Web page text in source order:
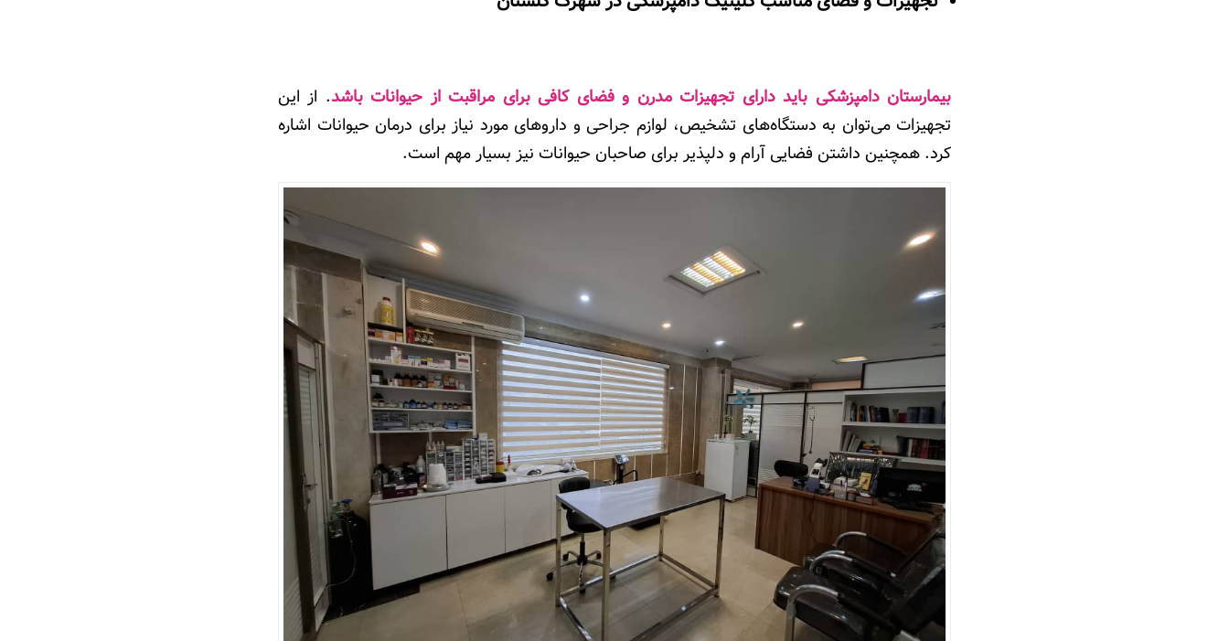
بیمارستان دامپزشکی باید دارای تجهیزات مدرن و فضای کافی برای مراقبت از حیوانات باشد. از این
تجهیزات می‌توان به دستگاه‌های تشخیص، لوازم جراحی و داروهای مورد نیاز برای درمان حیوانات اشاره
کرد. همچنین داشتن فضایی آرام و دلپذیر برای صاحبان حیوانات نیز بسیار مهم است.